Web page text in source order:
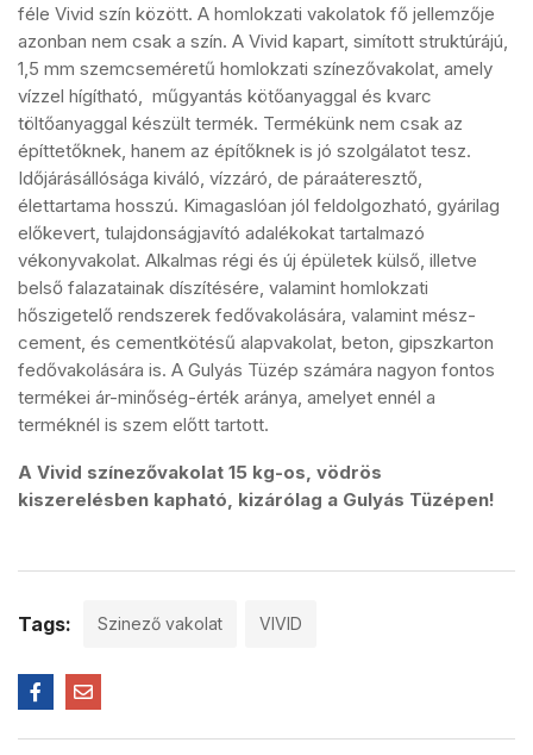
féle Vivid szín között. A homlokzati vakolatok fő jellemzője
azonban nem csak a szín. A Vivid kapart, simított struktúrájú,
1,5 mm szemcseméretű homlokzati színezővakolat, amely
vízzel hígítható, műgyantás kötőanyaggal és kvarc
töltőanyaggal készült termék. Termékünk nem csak az
építtetőknek, hanem az építőknek is jó szolgálatot tesz.
Időjárásállósága kiváló, vízzáró, de páraáteresztő,
élettartama hosszú. Kimagaslóan jól feldolgozható, gyárilag
előkevert, tulajdonságjavító adalékokat tartalmazó
vékonyvakolat. Alkalmas régi és új épületek külső, illetve
belső falazatainak díszítésére, valamint homlokzati
hőszigetelő rendszerek fedővakolására, valamint mész-
cement, és cementkötésű alapvakolat, beton, gipszkarton
fedővakolására is. A Gulyás Tüzép számára nagyon fontos
termékei ár-minőség-érték aránya, amelyet ennél a
terméknél is szem előtt tartott.
A Vivid színezővakolat 15 kg-os, vödrös
kiszerelésben kapható, kizárólag a Gulyás Tüzépen!
Tags: Szinező vakolat VIVID